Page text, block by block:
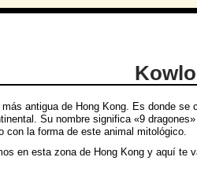
antigua de Hong Kong. Es donde
Su nombre significa «9
con la forma de este animal mitológico.
en esta zona de Hong Kong y aquí te